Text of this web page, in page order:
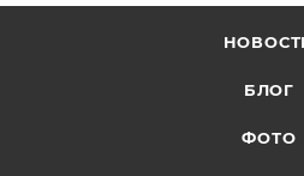
БЛОГ
ФОТО